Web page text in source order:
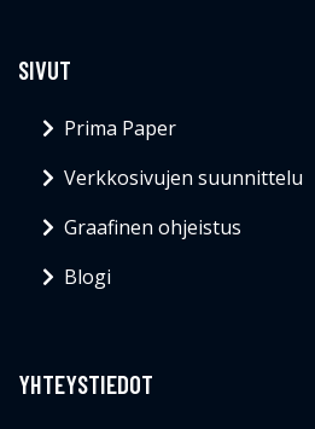
SIVUT
Prima Paper
Verkkosivujen suunnittelu
Graafinen ohjeistus
Blogi
YHTEYSTIEDOT